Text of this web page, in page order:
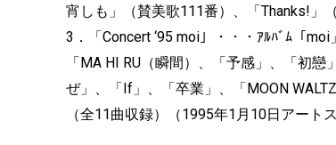
宵しも」（賛美歌111番）、「Thanks!」
3．「Concert ‘95 moi」・・・ｱﾙﾊﾞﾑ「
「MA HI RU（瞬間）、「予感」、「初
ぜ」、「If」、「卒業」、「MOON
（全11曲収録）（1995年1月10日アート